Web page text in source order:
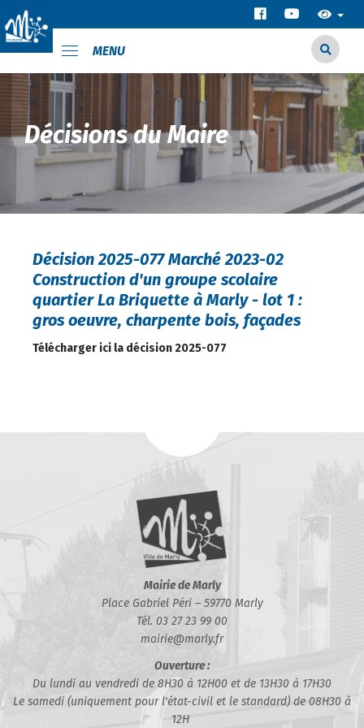
MENU
Décisions du Maire
Décision 2025-077 Marché 2023-02
Construction d'un groupe scolaire
quartier La Briquette à Marly - lot 1 :
gros oeuvre, charpente bois, façades
Télécharger ici la décision 2025-077
Mairie de Marly
Place Gabriel Péri – 59770 Marly
Tél. 03 27 23 99 00
mairie@marly.fr
Ouverture :
Du lundi au vendredi de 8H30 à 12H00 et de 13H30 à 17H30
Le samedi (uniquement pour l'état-civil et le standard) de 08H30 à
12H